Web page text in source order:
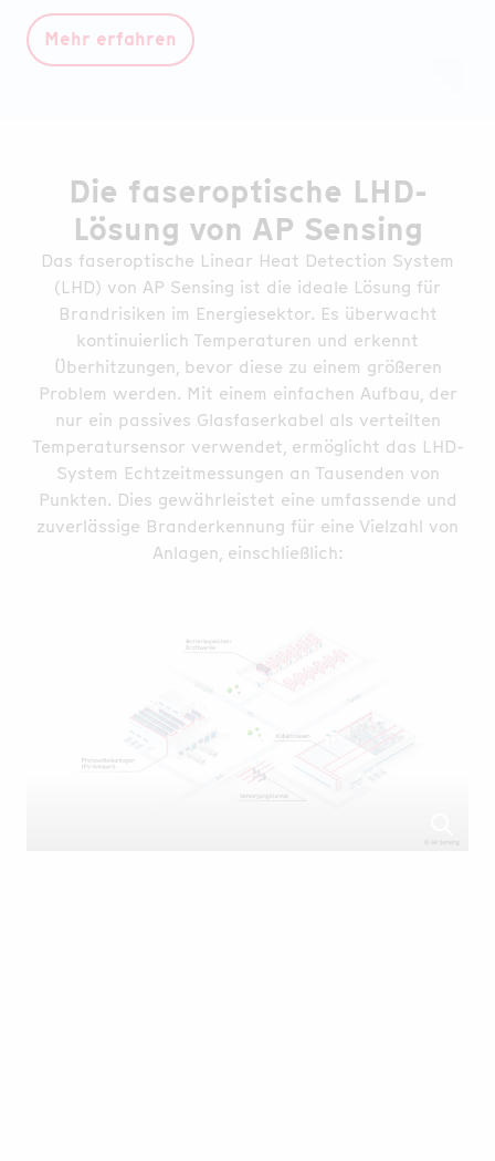
Mehr erfahren
Die faseroptische LHD-
Lösung von AP Sensing
Das faseroptische Linear Heat Detection System
(LHD) von AP Sensing ist die ideale Lösung für
Brandrisiken im Energiesektor. Es überwacht
kontinuierlich Temperaturen und erkennt
Überhitzungen, bevor diese zu einem größeren
Problem werden. Mit einem einfachen Aufbau, der
nur ein passives Glasfaserkabel als verteilten
Temperatursensor verwendet, ermöglicht das LHD-
System Echtzeitmessungen an Tausenden von
Punkten. Dies gewährleistet eine umfassende und
zuverlässige Branderkennung für eine Vielzahl von
Anlagen, einschließlich: